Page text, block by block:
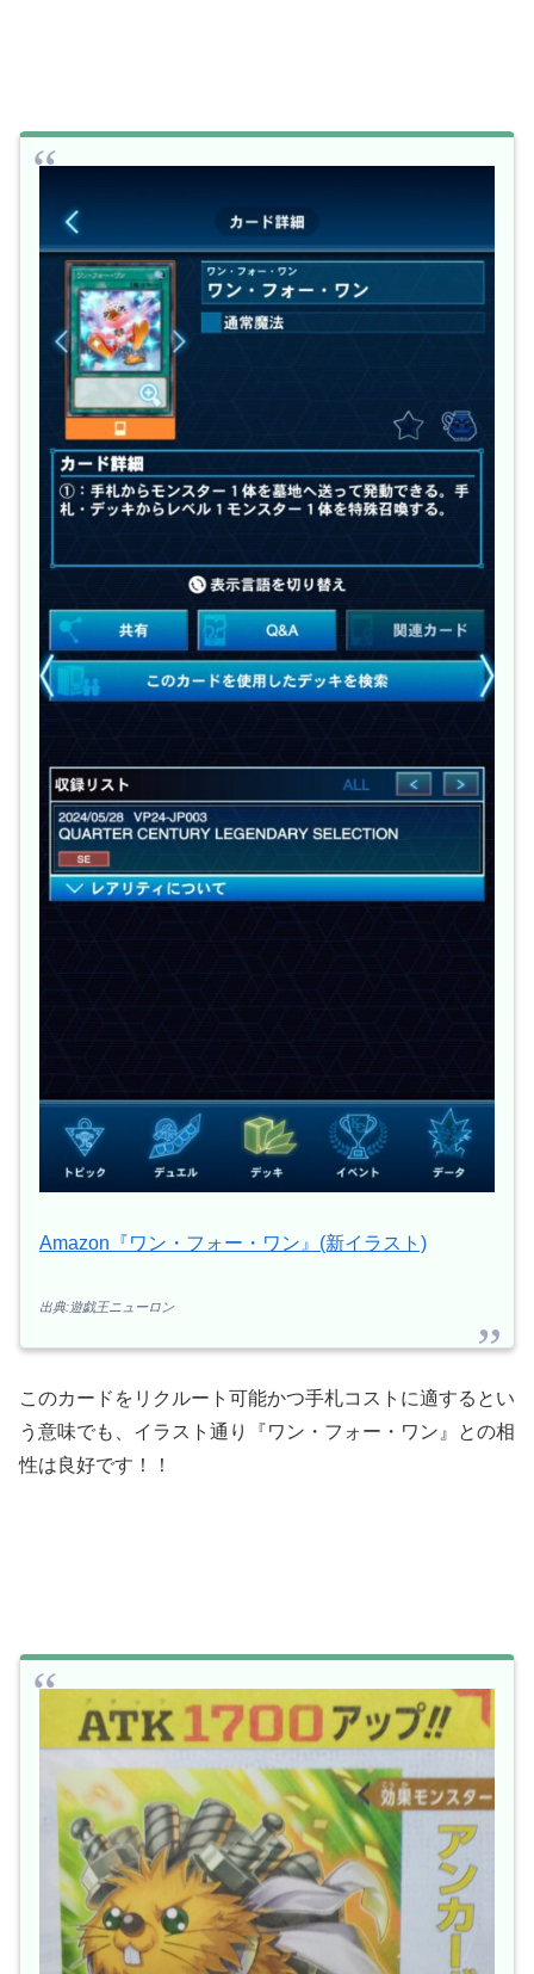
Amazon『ワン・フォー・ワン』(新イラスト)
出典:遊戯王ニューロン
このカードをリクルート可能かつ手札コストに適するとい
う意味でも、イラスト通り『ワン・フォー・ワン』との相
性は良好です！！